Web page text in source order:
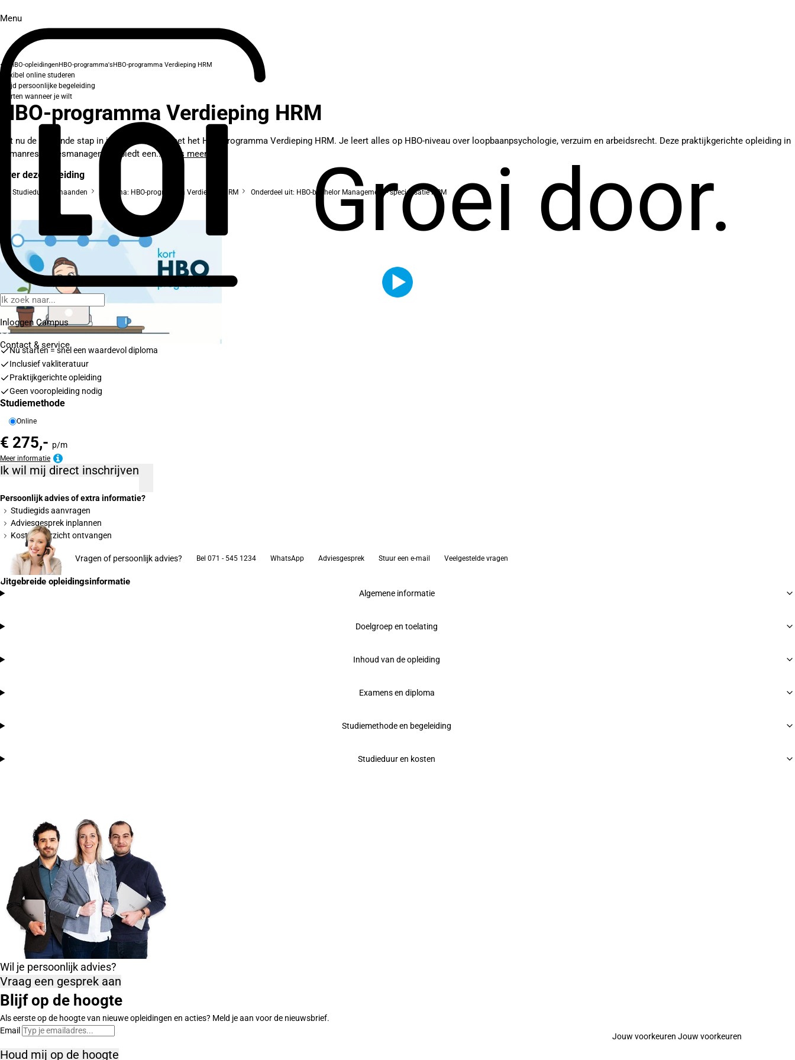
Menu
Groei door.
Inloggen Campus
Contact & service
HBO-opleidingenHBO-programma'sHBO-programma Verdieping HRM
Flexibel online studeren
Altijd persoonlijke begeleiding
Starten wanneer je wilt
HBO-programma Verdieping HRM
Zet nu de volgende stap in je HRM-carrière met het HBO-programma Verdieping HRM. Je leert alles op HBO-niveau over loopbaanpsychologie, verzuim en arbeidsrecht. Deze praktijkgerichte opleiding in
humanresourcesmanagement biedt een...
Lees meer
Over deze opleiding
Studieduur: 7 maanden Diploma: HBO-programma Verdieping HRM Onderdeel uit: HBO-bachelor Management - specialisatie HRM
Nu starten = snel een waardevol diploma
Inclusief vakliteratuur
Praktijkgerichte opleiding
Geen vooropleiding nodig
Studiemethode
Online
€ 275,- p/m
Meer informatie
Ik wil mij direct inschrijven
Persoonlijk advies of extra informatie?
Studiegids aanvragen
Adviesgesprek inplannen
Kostenoverzicht ontvangen
Vragen of persoonlijk advies? Bel 071 - 545 1234 WhatsApp Adviesgesprek Stuur een e-mail Veelgestelde vragen
Uitgebreide opleidingsinformatie
Algemene informatie
Doelgroep en toelating
Inhoud van de opleiding
Examens en diploma
Studiemethode en begeleiding
Studieduur en kosten
Wil je persoonlijk advies?
Vraag een gesprek aan
Blijf op de hoogte
Als eerste op de hoogte van nieuwe opleidingen en acties? Meld je aan voor de nieuwsbrief.
Email
Jouw voorkeuren
Houd mij op de hoogte